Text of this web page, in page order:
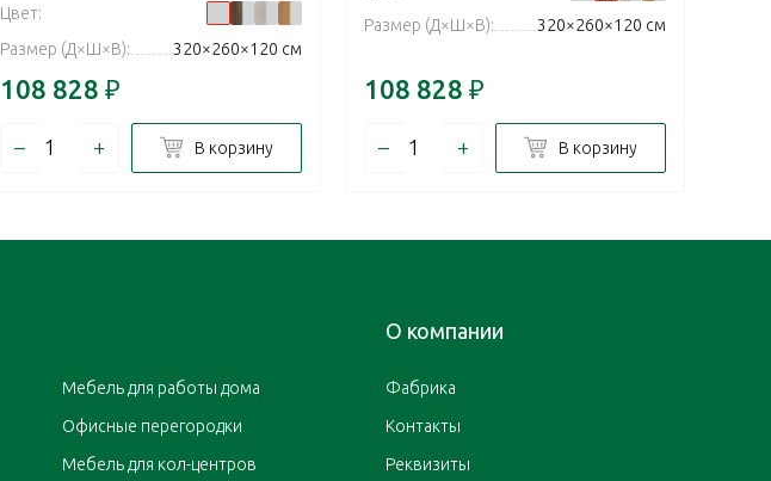
Цвет:
Размер (Д×Ш×В):
320×260×120 см
108 828 ₽
– + В корзину
Размер (Д×Ш×В):
320×260×120 см
108 828 ₽
– + В корзину
Мебель для работы дома
Офисные перегородки
Мебель для кол-центров
О компании
Фабрика
Контакты
Реквизиты